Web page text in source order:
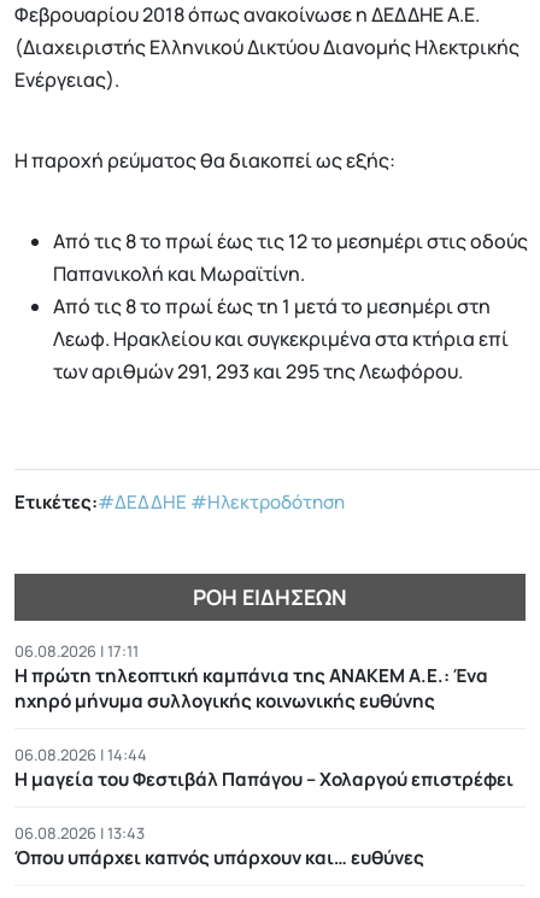
Φεβρουαρίου 2018 όπως ανακοίνωσε η ΔΕΔΔΗΕ Α.Ε.
(Διαχειριστής Ελληνικού Δικτύου Διανομής Ηλεκτρικής
Ενέργειας).
Η παροχή ρεύματος θα διακοπεί ως εξής:
Από τις 8 το πρωί έως τις 12 το μεσημέρι στις οδούς
Παπανικολή και Μωραϊτίνη.
Από τις 8 το πρωί έως τη 1 μετά το μεσημέρι στη
Λεωφ. Ηρακλείου και συγκεκριμένα στα κτήρια επί
των αριθμών 291, 293 και 295 της Λεωφόρου.
Ετικέτες:#ΔΕΔΔΗΕ #Ηλεκτροδότηση
ΡΟΉ ΕΙΔΉΣΕΩΝ
06.08.2026 | 17:11
Η πρώτη τηλεοπτική καμπάνια της ΑΝΑΚΕΜ Α.Ε.: Ένα
ηχηρό μήνυμα συλλογικής κοινωνικής ευθύνης
06.08.2026 | 14:44
Η μαγεία του Φεστιβάλ Παπάγου – Χολαργού επιστρέφει
06.08.2026 | 13:43
Όπου υπάρχει καπνός υπάρχουν και… ευθύνες